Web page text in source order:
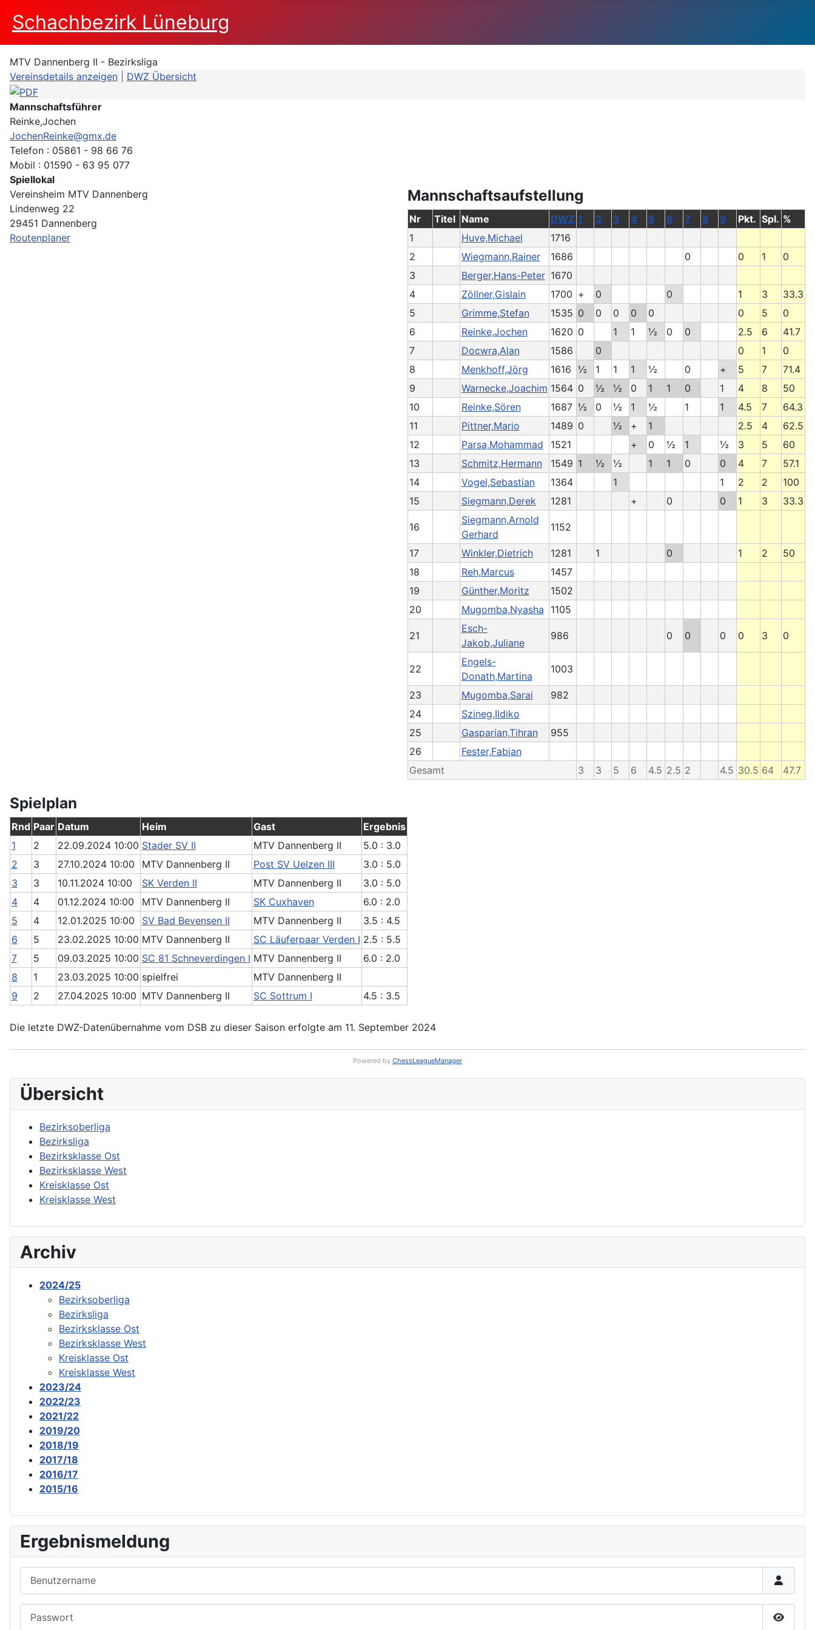
Schachbezirk Lüneburg
Übersicht
Bezirksoberliga
Bezirksliga
Bezirksklasse Ost
Bezirksklasse West
Kreisklasse Ost
Kreisklasse West
Archiv
2024/25
Bezirksoberliga
Bezirksliga
Bezirksklasse Ost
Bezirksklasse West
Kreisklasse Ost
Kreisklasse West
2023/24
2022/23
2021/22
2019/20
2018/19
2017/18
2016/17
2015/16
Ergebnismeldung
MTV Dannenberg II - Bezirksliga
Vereinsdetails anzeigen
DWZ Übersicht
Mannschaftsführer
Reinke,Jochen
JochenReinke@gmx.de
Telefon : 05861 - 98 66 76
Mobil : 01590 - 63 95 077
Spiellokal
Vereinsheim MTV Dannenberg
Lindenweg 22
29451 Dannenberg
Routenplaner
Mannschaftsaufstellung
Nr Titel Name DWZ 1 2 3 4 5 6 7 8 9 Pkt. Spl. %
1
Huve,Michael
1716
2
Wiegmann,Rainer 1686 0 0 1
0
3
Berger,Hans-Peter 1670
4
Zöllner,Gislain 1700 + 0 0 1 3
33.3
5
Grimme,Stefan 1535 0 0 0 0 0 0 5
0
6
Reinke,Jochen 1620 0 1 1 ½ 0 0 2.5 6
41.7
7
Docwra,Alan 1586 0 0 1
0
8
Menkhoff,Jörg 1616 ½ 1 1 1 ½ 0 + 5 7
71.4
9
Warnecke,Joachim 1564 0 ½ ½ 0 1 1 0 1 4 8
50
10
Reinke,Sören 1687 ½ 0 ½ 1 ½ 1 1 4.5 7
64.3
11
Pittner,Mario 1489 0 ½ + 1 2.5 4
62.5
12
Parsa,Mohammad 1521 + 0 ½ 1 ½ 3 5
60
13
Schmitz,Hermann 1549 1 ½ ½ 1 1 0 0 4 7
57.1
14
Vogel,Sebastian 1364 1 1 2 2
100
15
Siegmann,Derek 1281 + 0 0 1 3 33.3
16
Siegmann,Arnold
Gerhard
1152
17 Winkler,Dietrich 1281 1 0 1 2
50
18
Reh,Marcus
1457
19
Günther,Moritz
1502
20
Mugomba,Nyasha 1105
21
Esch-
Jakob,Juliane
986 0 0 0 0 3 0
22
Engels-
Donath,Martina
1003
23 Mugomba,Sarai
982
24
Szineg,Ildiko
25
Gasparian,Tihran
955
26
Fester,Fabian
Gesamt
3 3 5 6 4.5 2.5 2 4.5 30.5 64 47.7
Spielplan
Rnd Paar Datum Heim Gast
Ergebnis
1
2 22.09.2024 10:00 Stader SV II MTV Dannenberg II
5.0 : 3.0
2
3 27.10.2024 10:00 MTV Dannenberg II Post SV Uelzen III
3.0 : 5.0
3
3 10.11.2024 10:00 SK Verden II MTV Dannenberg II
3.0 : 5.0
4
4 01.12.2024 10:00 MTV Dannenberg II SK Cuxhaven
6.0 : 2.0
5
4 12.01.2025 10:00 SV Bad Bevensen II MTV Dannenberg II
3.5 : 4.5
6
5 23.02.2025 10:00 MTV Dannenberg II SC Läuferpaar Verden I 2.5 : 5.5
7
5 09.03.2025 10:00 SC 81 Schneverdingen I MTV Dannenberg II
6.0 : 2.0
8
1 23.03.2025 10:00 spielfrei
MTV Dannenberg II
9
2 27.04.2025 10:00 MTV Dannenberg II SC Sottrum I 4.5 : 3.5
Die letzte DWZ-Datenübernahme vom DSB zu dieser Saison erfolgte am 11. September 2024
Powered by ChessLeagueManager